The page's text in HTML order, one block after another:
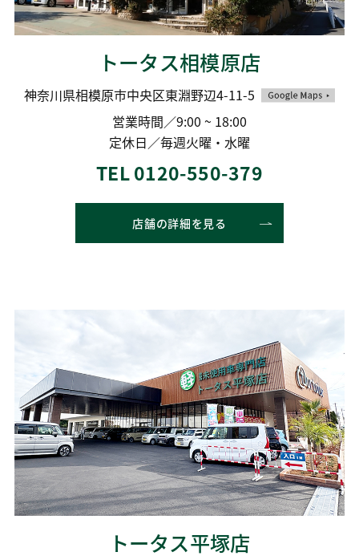
トータス相模原店
神奈川県相模原市中央区東淵野辺4-11-5
営業時間／9:00 ~ 18:00
定休日／毎週火曜・水曜
TEL 0120-550-379
店舗の詳細を見る
トータス平塚店